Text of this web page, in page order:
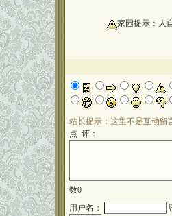
家园提示：人
站长提示：这里不是互动留
点 评：
数0
用户名：